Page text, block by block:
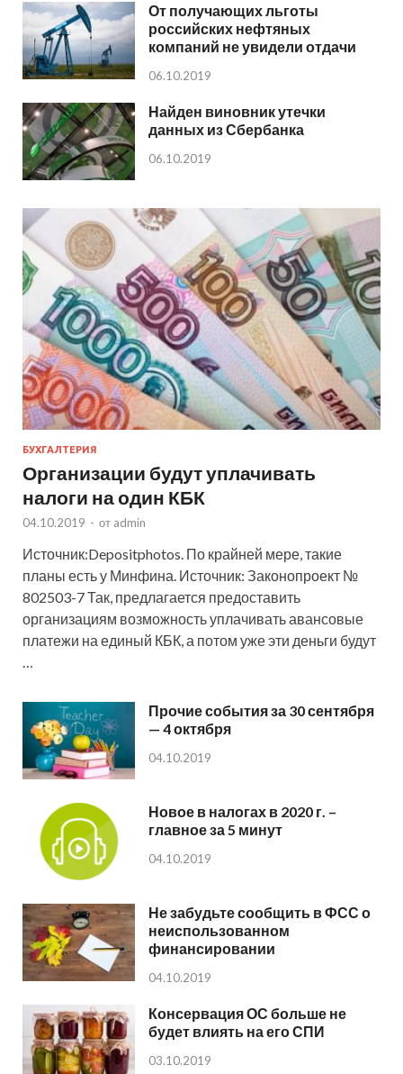
От получающих льготы
российских нефтяных
компаний не увидели отдачи
06.10.2019
Найден виновник утечки
данных из Сбербанка
06.10.2019
БУХГАЛТЕРИЯ
Организации будут уплачивать
налоги на один КБК
04.10.2019 - от admin
Источник:Depositphotos. По крайней мере, такие
планы есть у Минфина. Источник: Законопроект №
802503-7 Так, предлагается предоставить
организациям возможность уплачивать авансовые
платежи на единый КБК, а потом уже эти деньги будут
…
Прочие события за 30 сентября
— 4 октября
04.10.2019
Новое в налогах в 2020 г. –
главное за 5 минут
04.10.2019
Не забудьте сообщить в ФСС о
неиспользованном
финансировании
04.10.2019
Консервация ОС больше не
будет влиять на его СПИ
03.10.2019